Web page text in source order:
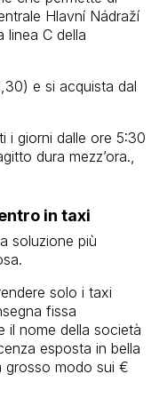
Hlavní Nádraží
linea C della
e si acquista dal
i giorni dalle ore 5:30
dura mezz’ora.,
in taxi
soluzione più
solo i taxi
fissa
il nome della società
esposta in bella
grosso modo sui €